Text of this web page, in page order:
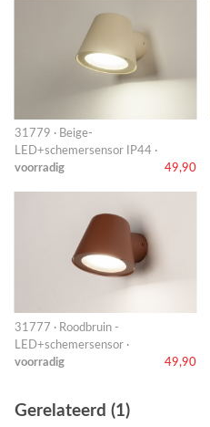
31779 · Beige-
LED+schemersensor IP44 ·
voorradig
49,90
31777 · Roodbruin -
LED+schemersensor ·
voorradig
49,90
Gerelateerd (1)